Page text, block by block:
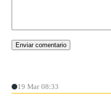
19 Mar 08:33